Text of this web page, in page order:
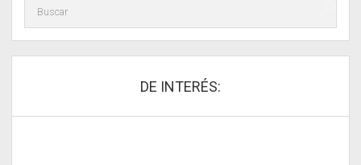
DE INTERÉS: